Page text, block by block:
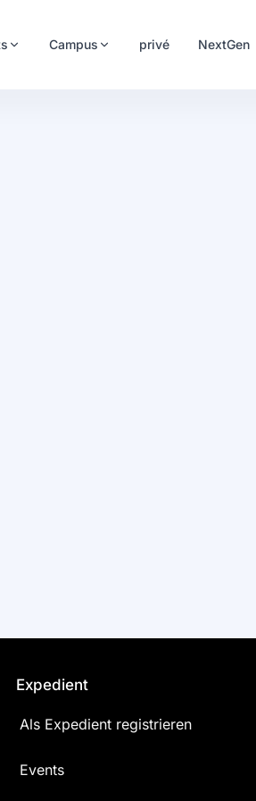
Campus privé NextGen
Expedient
Als Expedient registrieren
Events